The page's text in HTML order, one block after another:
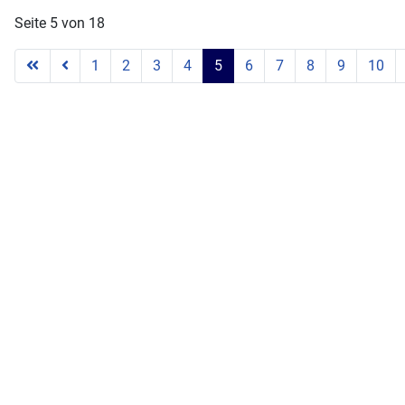
Seite 5 von 18
1 2 3 4 5 6 7 8 9 10